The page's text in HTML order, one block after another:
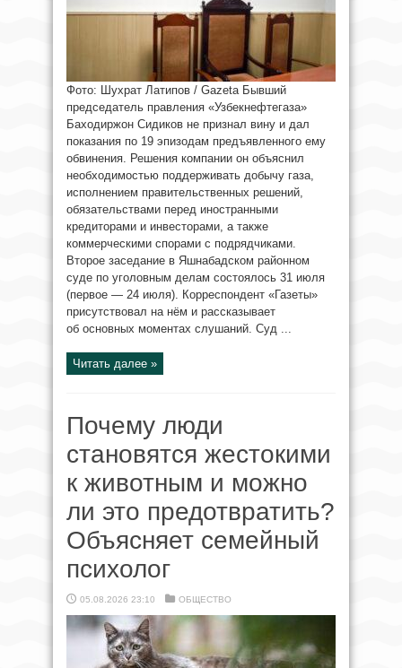
Фото: Шухрат Латипов / Gazeta Бывший
председатель правления «Узбекнефтегаза»
Баходиржон Сидиков не признал вину и дал
показания по 19 эпизодам предъявленного ему
обвинения. Решения компании он объяснил
необходимостью поддерживать добычу газа,
исполнением правительственных решений,
обязательствами перед иностранными
кредиторами и инвесторами, а также
коммерческими спорами с подрядчиками.
Второе заседание в Яшнабадском районном
суде по уголовным делам состоялось 31 июля
(первое — 24 июля). Корреспондент «Газеты»
присутствовал на нём и рассказывает
об основных моментах слушаний. Суд ...
Читать далее »
Почему люди
становятся жестокими
к животным и можно
ли это предотвратить?
Объясняет семейный
психолог
05.08.2026 23:10 ОБЩЕСТВО